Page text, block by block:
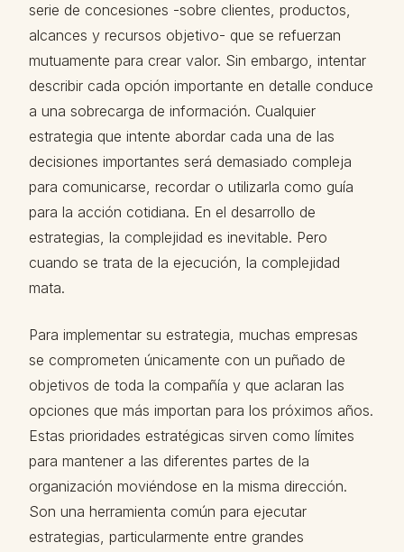
serie de concesiones -sobre clientes, productos,
alcances y recursos objetivo- que se refuerzan
mutuamente para crear valor. Sin embargo, intentar
describir cada opción importante en detalle conduce
a una sobrecarga de información. Cualquier
estrategia que intente abordar cada una de las
decisiones importantes será demasiado compleja
para comunicarse, recordar o utilizarla como guía
para la acción cotidiana. En el desarrollo de
estrategias, la complejidad es inevitable. Pero
cuando se trata de la ejecución, la complejidad
mata.
Para implementar su estrategia, muchas empresas
se comprometen únicamente con un puñado de
objetivos de toda la compañía y que aclaran las
opciones que más importan para los próximos años.
Estas prioridades estratégicas sirven como límites
para mantener a las diferentes partes de la
organización moviéndose en la misma dirección.
Son una herramienta común para ejecutar
estrategias, particularmente entre grandes